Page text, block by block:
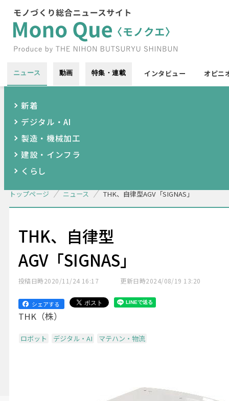
ニュース 動画 特集・連載 インタビュー オピニ
新着
デジタル・AI
製造・機械加工
建設・インフラ
くらし
トップページ ニュース THK、自律型AGV「SIGNAS」
THK、自律型
AGV「SIGNAS」
投稿日時2020/11/24 16:17 更新日時2024/08/19 13:20
シェアする
THK（株）
ロボット デジタル・AI マテハン・物流